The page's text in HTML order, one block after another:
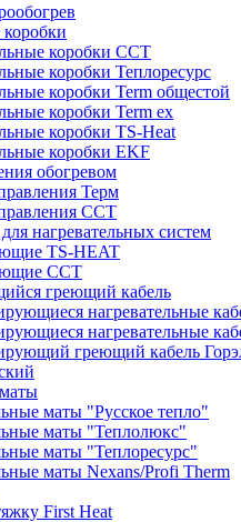
коробки ССТ
коробки Теплоресурс
коробки Term общестой
коробки Term ex
коробки TS-Heat
коробки EKF
обогревом
Терм
ССТ
нагревательных систем
TS-HEAT
ССТ
греющий кабель
нагревательные
нагревательные
греющий кабель
маты "Русское тепло"
маты "Теплолюкс"
маты "Теплоресурс"
маты Nexans/Profi Therm
First Heat